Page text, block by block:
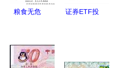
粮食无危
小冰河期交
证券ETF投